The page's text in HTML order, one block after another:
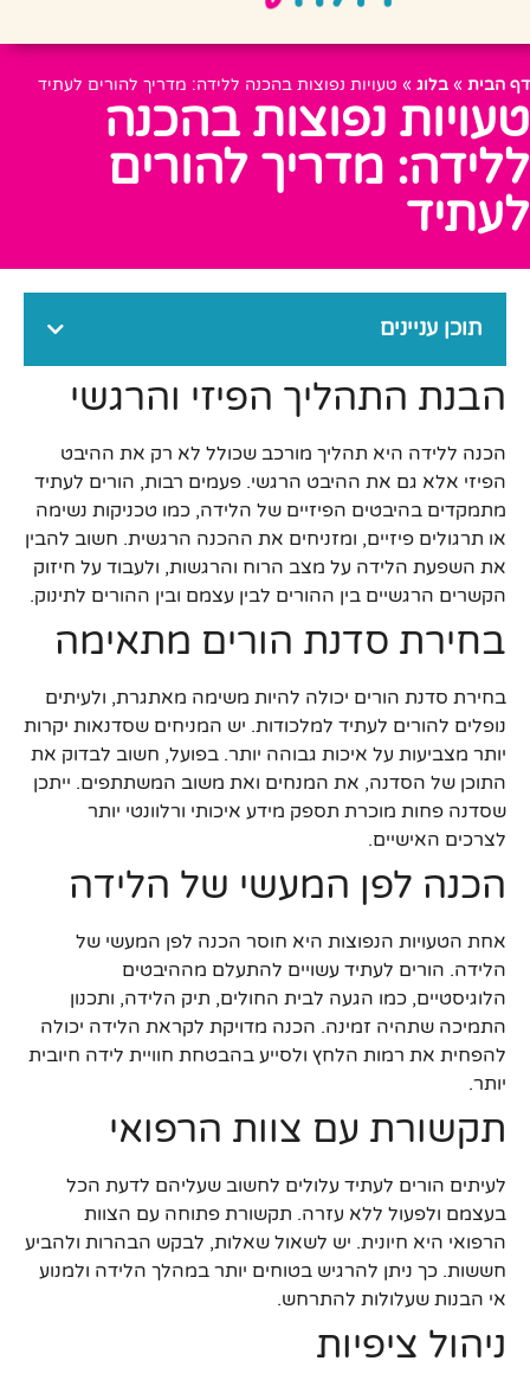
דף הבית » בלוג » טעויות נפוצות בהכנה ללידה: מדריך להורים לעתיד
טעויות נפוצות בהכנה
ללידה: מדריך להורים
לעתיד
תוכן עניינים
הבנת התהליך הפיזי והרגשי
הכנה ללידה היא תהליך מורכב שכולל לא רק את ההיבט
הפיזי אלא גם את ההיבט הרגשי. פעמים רבות, הורים לעתיד
מתמקדים בהיבטים הפיזיים של הלידה, כמו טכניקות נשימה
או תרגולים פיזיים, ומזניחים את ההכנה הרגשית. חשוב להבין
את השפעת הלידה על מצב הרוח והרגשות, ולעבוד על חיזוק
הקשרים הרגשיים בין ההורים לבין עצמם ובין ההורים לתינוק.
בחירת סדנת הורים מתאימה
בחירת סדנת הורים יכולה להיות משימה מאתגרת, ולעיתים
נופלים להורים לעתיד למלכודות. יש המניחים שסדנאות יקרות
יותר מצביעות על איכות גבוהה יותר. בפועל, חשוב לבדוק את
התוכן של הסדנה, את המנחים ואת משוב המשתתפים. ייתכן
שסדנה פחות מוכרת תספק מידע איכותי ורלוונטי יותר
לצרכים האישיים.
הכנה לפן המעשי של הלידה
אחת הטעויות הנפוצות היא חוסר הכנה לפן המעשי של
הלידה. הורים לעתיד עשויים להתעלם מההיבטים
הלוגיסטיים, כמו הגעה לבית החולים, תיק הלידה, ותכנון
התמיכה שתהיה זמינה. הכנה מדויקת לקראת הלידה יכולה
להפחית את רמות הלחץ ולסייע בהבטחת חוויית לידה חיובית
יותר.
תקשורת עם צוות הרפואי
לעיתים הורים לעתיד עלולים לחשוב שעליהם לדעת הכל
בעצמם ולפעול ללא עזרה. תקשורת פתוחה עם הצוות
הרפואי היא חיונית. יש לשאול שאלות, לבקש הבהרות ולהביע
חששות. כך ניתן להרגיש בטוחים יותר במהלך הלידה ולמנוע
אי הבנות שעלולות להתרחש.
ניהול ציפיות